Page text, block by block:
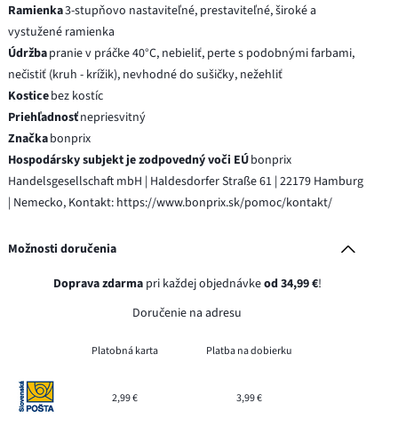
Ramienka3-stupňovo nastaviteľné, prestaviteľné, široké a
vystužené ramienka
Údržbapranie v práčke 40°C, nebieliť, perte s podobnými farbami,
nečistiť (kruh - krížik), nevhodné do sušičky, nežehliť
Kosticebez kostíc
Priehľadnosťnepriesvitný
Značkabonprix
Hospodársky subjekt je zodpovedný voči EÚbonprix
Handelsgesellschaft mbH | Haldesdorfer Straße 61 | 22179 Hamburg
| Nemecko, Kontakt: https://www.bonprix.sk/pomoc/kontakt/
Možnosti doručenia
Doprava zdarmapri každej objednávkeod 34,99 €!
Doručenie na adresu
Platobná karta Platba na dobierku
2,99 € 3,99 €